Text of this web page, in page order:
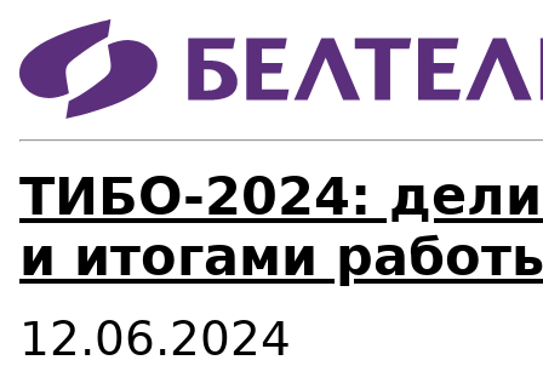
ТИБО-2024:
и итогами
12.06.2024